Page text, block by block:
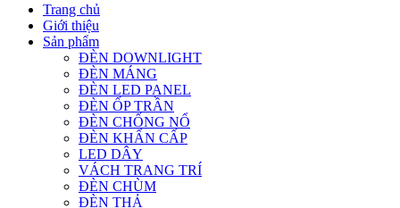
Trang chủ
Giới thiệu
Sản phẩm
ĐÈN DOWNLIGHT
ĐÈN MÁNG
ĐÈN LED PANEL
ĐÈN ỐP TRẦN
ĐÈN CHỐNG NỔ
ĐÈN KHẨN CẤP
LED DÂY
VÁCH TRANG TRÍ
ĐÈN CHÙM
ĐÈN THẢ